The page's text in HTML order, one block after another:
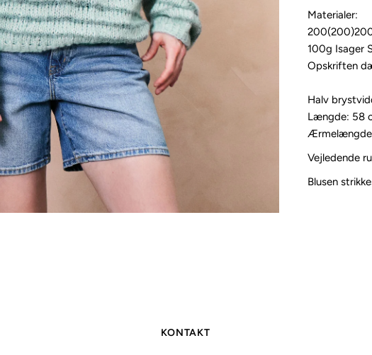
Materialer:
100g Isager
Opskriften
Halv
Længde: 58
Vejledende
Blusen
KONTAKT